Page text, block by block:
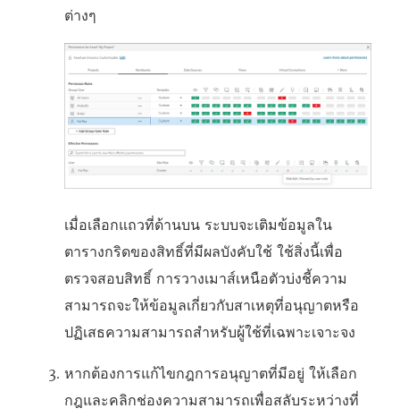
ต่างๆ
เมื่อเลือกแถวที่ด้านบน ระบบจะเติมข้อมูลใน
ตารางกริดของสิทธิ์ที่มีผลบังคับใช้ ใช้สิ่งนี้เพื่อ
ตรวจสอบสิทธิ์ การวางเมาส์เหนือตัวบ่งชี้ความ
สามารถจะให้ข้อมูลเกี่ยวกับสาเหตุที่อนุญาตหรือ
ปฏิเสธความสามารถสำหรับผู้ใช้ที่เฉพาะเจาะจง
หากต้องการแก้ไขกฎการอนุญาตที่มีอยู่ ให้เลือก
กฎและคลิกช่องความสามารถเพื่อสลับระหว่างที่